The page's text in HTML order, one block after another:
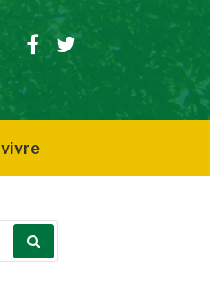
Facebook
Twitter